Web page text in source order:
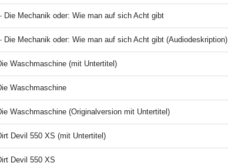
Die Mechanik oder: Wie man auf sich Acht gibt
Die Mechanik oder: Wie man auf sich Acht gibt (Audiodeskription)
Waschmaschine (mit Untertitel)
Waschmaschine
Waschmaschine (Originalversion mit Untertitel)
Devil 550 XS (mit Untertitel)
Devil 550 XS